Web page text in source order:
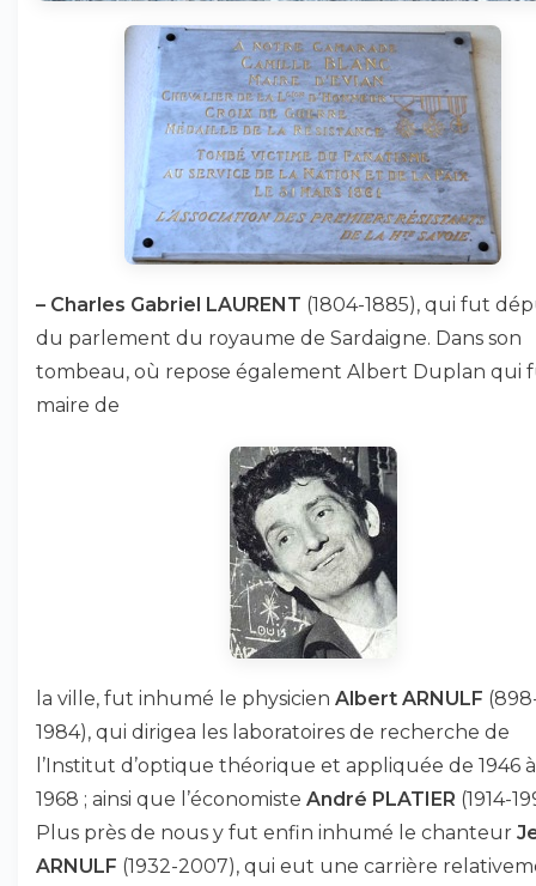
– Charles Gabriel LAURENT (1804-1885), qui fut
du parlement du royaume de Sardaigne. Dans son
tombeau, où repose également Albert Duplan qui
maire de
la ville, fut inhumé le physicien Albert ARNULF
1984), qui dirigea les laboratoires de recherche de
l’Institut d’optique théorique et appliquée de 1946 à
1968 ; ainsi que l’économiste André PLATIER (1914-
Plus près de nous y fut enfin inhumé le chanteur
ARNULF (1932-2007), qui eut une carrière